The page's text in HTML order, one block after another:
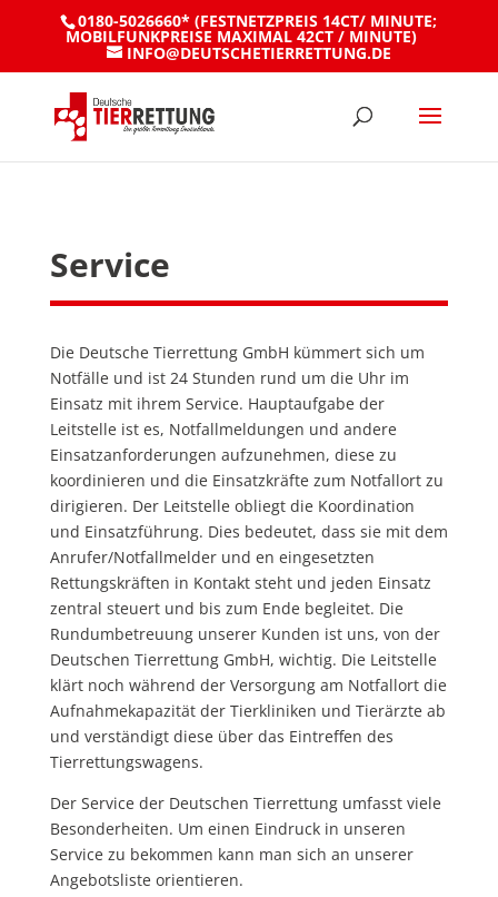
0180-5026660* (FESTNETZPREIS 14CT/ MINUTE;
MOBILFUNKPREISE MAXIMAL 42CT / MINUTE)
INFO@DEUTSCHETIERRETTUNG.DE
Service
Die Deutsche Tierrettung GmbH kümmert sich um
Notfälle und ist 24 Stunden rund um die Uhr im
Einsatz mit ihrem Service. Hauptaufgabe der
Leitstelle ist es, Notfallmeldungen und andere
Einsatzanforderungen aufzunehmen, diese zu
koordinieren und die Einsatzkräfte zum Notfallort zu
dirigieren. Der Leitstelle obliegt die Koordination
und Einsatzführung. Dies bedeutet, dass sie mit dem
Anrufer/Notfallmelder und en eingesetzten
Rettungskräften in Kontakt steht und jeden Einsatz
zentral steuert und bis zum Ende begleitet. Die
Rundumbetreuung unserer Kunden ist uns, von der
Deutschen Tierrettung GmbH, wichtig. Die Leitstelle
klärt noch während der Versorgung am Notfallort die
Aufnahmekapazität der Tierkliniken und Tierärzte ab
und verständigt diese über das Eintreffen des
Tierrettungswagens.
Der Service der Deutschen Tierrettung umfasst viele
Besonderheiten. Um einen Eindruck in unseren
Service zu bekommen kann man sich an unserer
Angebotsliste orientieren.